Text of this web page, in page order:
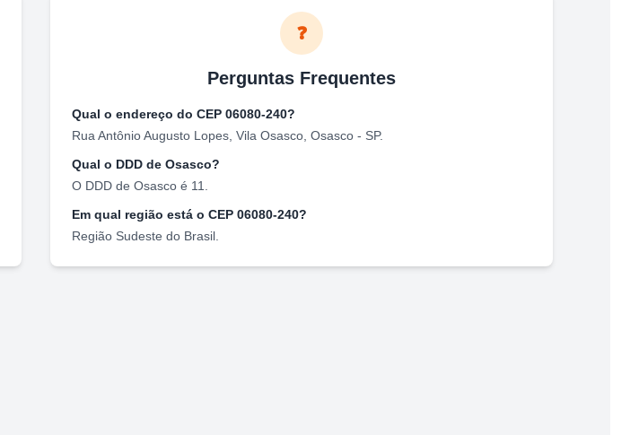
❓
Perguntas Frequentes
Qual o endereço do CEP 06080-240?
Rua Antônio Augusto Lopes Vila Osasco Osasco - SP.
Qual o DDD de Osasco?
O DDD de Osasco é 11
Em qual região está o CEP 06080-240?
Região Sudeste do Brasil.